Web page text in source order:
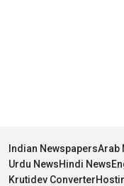
Indian NewspapersArab
Urdu NewsHindi News
Krutidev Converter